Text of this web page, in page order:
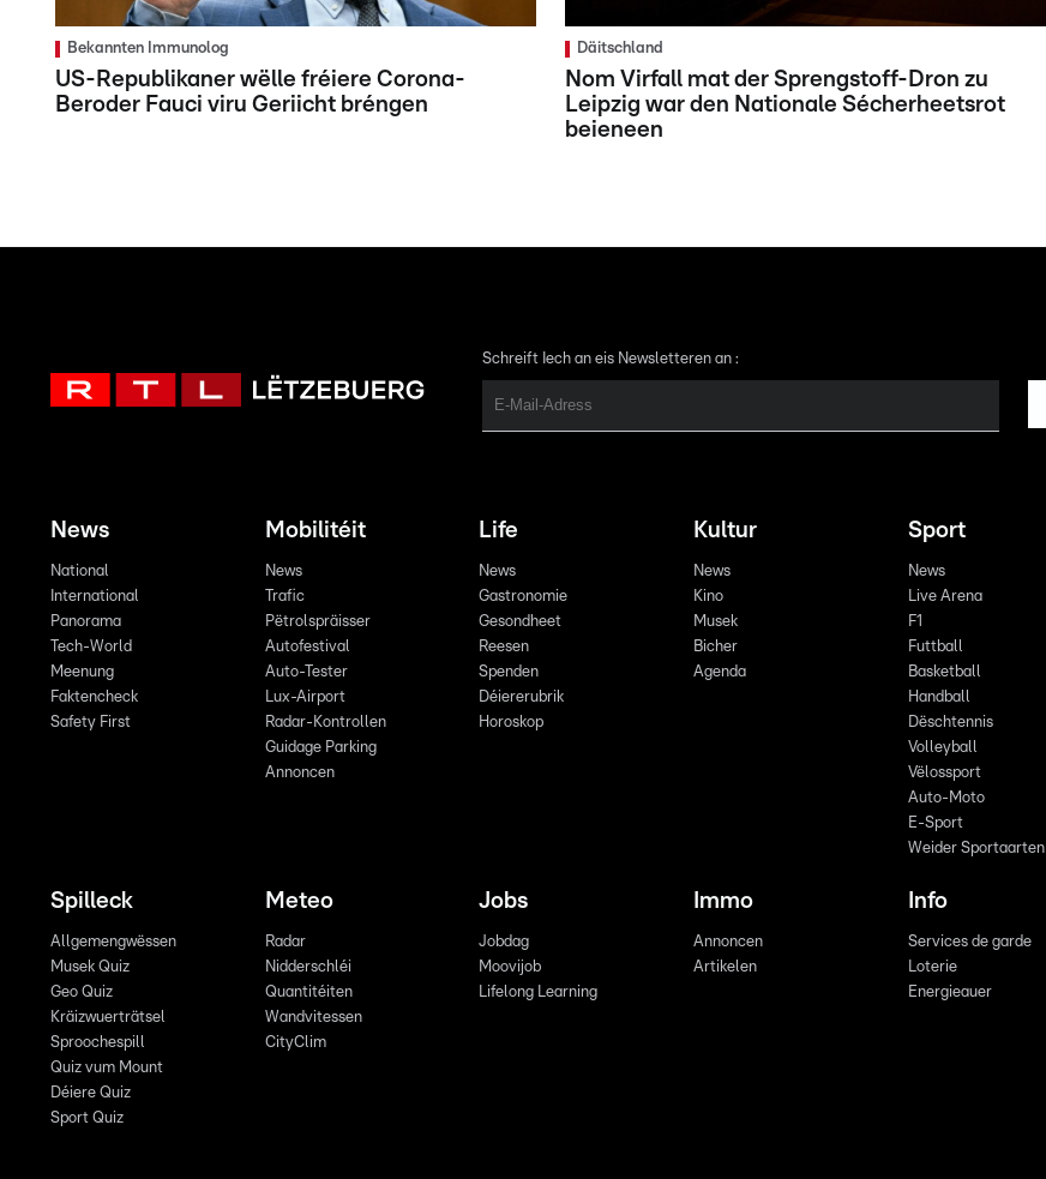
Bekannten Immunolog
US-Republikaner wëlle fréiere Corona-
Beroder Fauci viru Geriicht bréngen
Däitschland
Nom Virfall mat der Sprengstoff-Dron zu
Leipzig war den Nationale Sécherheetsrot
beieneen
Schreift Iech an eis Newsletteren an :
News
National
International
Panorama
Tech-World
Meenung
Faktencheck
Safety First
Mobilitéit
News
Trafic
Pëtrolspräisser
Autofestival
Auto-Tester
Lux-Airport
Radar-Kontrollen
Guidage Parking
Annoncen
Life
News
Gastronomie
Gesondheet
Reesen
Spenden
Déiererubrik
Horoskop
Kultur
News
Kino
Musek
Bicher
Agenda
Sport
News
Live Arena
F1
Futtball
Basketball
Handball
Dëschtennis
Volleyball
Vëlossport
Auto-Moto
E-Sport
Weider Sportaarten
Spilleck
Allgemengwëssen
Musek Quiz
Geo Quiz
Kräizwuerträtsel
Sproochespill
Quiz vum Mount
Déiere Quiz
Sport Quiz
Meteo
Radar
Nidderschléi
Quantitéiten
Wandvitessen
CityClim
Jobs
Jobdag
Moovijob
Lifelong Learning
Immo
Annoncen
Artikelen
Info
Services de garde
Loterie
Energieauer